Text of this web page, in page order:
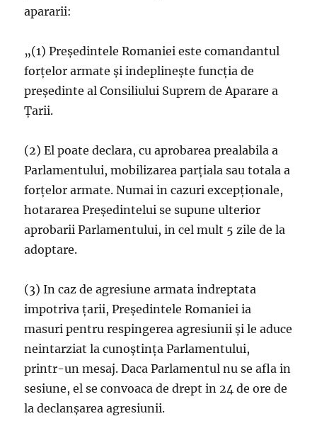
apararii:
„(1) Preşedintele Romaniei este comandantul
forţelor armate şi indeplineşte funcţia de
preşedinte al Consiliului Suprem de Aparare a
Ţarii.
(2) El poate declara, cu aprobarea prealabila a
Parlamentului, mobilizarea parţiala sau totala a
forţelor armate. Numai in cazuri excepţionale,
hotararea Preşedintelui se supune ulterior
aprobarii Parlamentului, in cel mult 5 zile de la
adoptare.
(3) In caz de agresiune armata indreptata
impotriva ţarii, Preşedintele Romaniei ia
masuri pentru respingerea agresiunii şi le aduce
neintarziat la cunoştinţa Parlamentului,
printr-un mesaj. Daca Parlamentul nu se afla in
sesiune, el se convoaca de drept in 24 de ore de
la declanşarea agresiunii.